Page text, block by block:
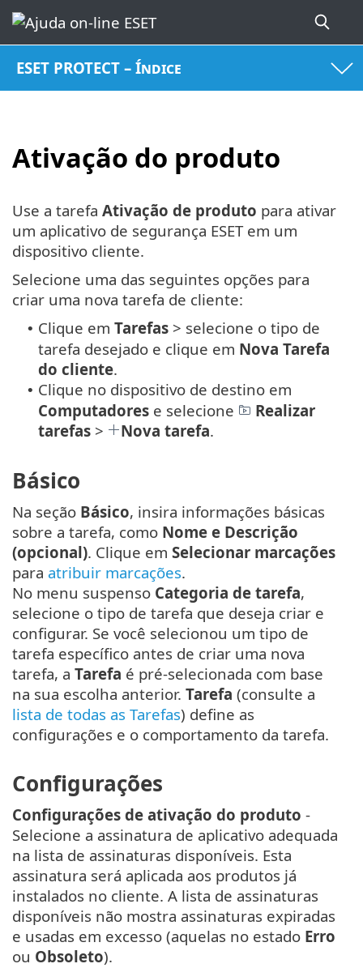
ESET PROTECT – Índice
Ativação do produto
Use a tarefa Ativação de produto para ativar
um aplicativo de segurança ESET em um
dispositivo cliente.
Selecione uma das seguintes opções para
criar uma nova tarefa de cliente:
• Clique em Tarefas > selecione o tipo de
tarefa desejado e clique em Nova Tarefa
do cliente.
• Clique no dispositivo de destino em
Computadores e selecione
Realizar
tarefas > Nova tarefa.
Básico
Na seção Básico, insira informações básicas
sobre a tarefa, como Nome e Descrição
(opcional). Clique em Selecionar marcações
para atribuir marcações.
No menu suspenso Categoria de tarefa,
selecione o tipo de tarefa que deseja criar e
configurar. Se você selecionou um tipo de
tarefa específico antes de criar uma nova
tarefa, a Tarefa é pré-selecionada com base
na sua escolha anterior. Tarefa (consulte a
lista de todas as Tarefas) define as
configurações e o comportamento da tarefa.
Configurações
Configurações de ativação do produto -
Selecione a assinatura de aplicativo adequada
na lista de assinaturas disponíveis. Esta
assinatura será aplicada aos produtos já
instalados no cliente. A lista de assinaturas
disponíveis não mostra assinaturas expiradas
e usadas em excesso (aquelas no estado Erro
ou Obsoleto).